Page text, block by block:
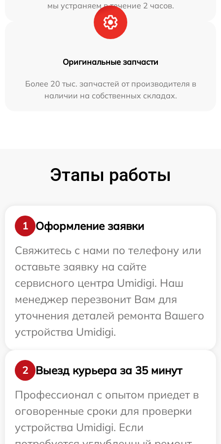
мы устраняем в течение 2 часов.
Оригинальные запчасти
Более 20 тыс. запчастей от производителя в
наличии на собственных складах.
Этапы работы
1
Оформление заявки
Свяжитесь с нами по телефону или
оставьте заявку на сайте
сервисного центра Umidigi. Наш
менеджер перезвонит Вам для
уточнения деталей ремонта Вашего
устройства Umidigi.
2
Выезд курьера за 35 минут
Профессионал с опытом приедет в
оговоренные сроки для проверки
устройства Umidigi. Если